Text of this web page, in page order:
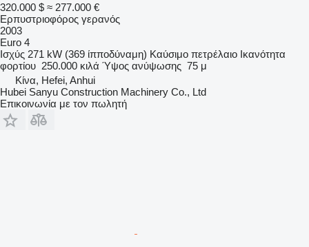
320.000 $ ≈ 277.000 €
Ερπυστριοφόρος γερανός
2003
Euro 4
Ισχύς 271 kW (369 ίπποδύναμη) Καύσιμο πετρέλαιο Ικανότητα
φορτίου 250.000 κιλά Ύψος ανύψωσης 75 μ
Κίνα, Hefei, Anhui
Hubei Sanyu Construction Machinery Co., Ltd
Επικοινωνία με τον πωλητή